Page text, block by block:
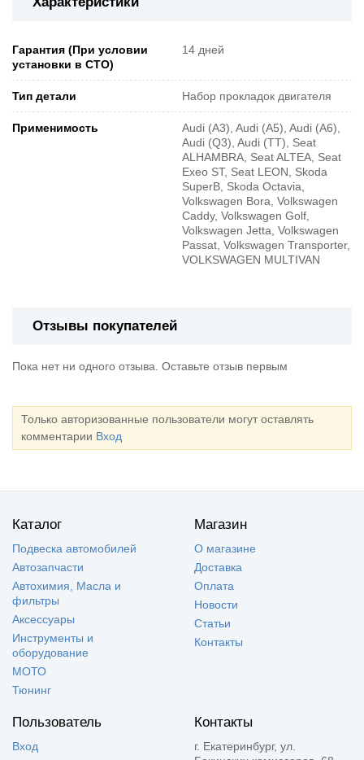
Гарантия (При условии
установки в СТО)
14 дней
Тип детали Набор прокладок двигателя
Применимость
Audi (A3), Audi (A5), Audi (A6),
Audi (Q3), Audi (TT), Seat
ALHAMBRA, Seat ALTEA, Seat
Exeo ST, Seat LEON, Skoda
SuperB, Skoda Octavia,
Volkswagen Bora, Volkswagen
Caddy, Volkswagen Golf,
Volkswagen Jetta, Volkswagen
Passat, Volkswagen Transporter,
VOLKSWAGEN MULTIVAN
Отзывы покупателей
Пока нет ни одного отзыва. Оставьте отзыв первым
Только авторизованные пользователи могут оставлять
комментарии Вход
Каталог
Подвеска автомобилей
Автозапчасти
Автохимия, Масла и
фильтры
Аксессуары
Инструменты и
оборудование
МОТО
Тюнинг
Магазин
О магазине
Доставка
Оплата
Новости
Статьи
Контакты
Пользователь
Вход
Контакты
г. Екатеринбург, ул.